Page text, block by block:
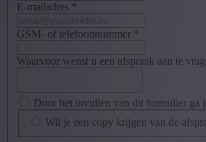
E-mailadres *
GSM- of telefoonnummer *
Waarvoor wenst u een afspraak aan te
Door het invullen van dit formulier ga
Wil je een copy krijgen van de